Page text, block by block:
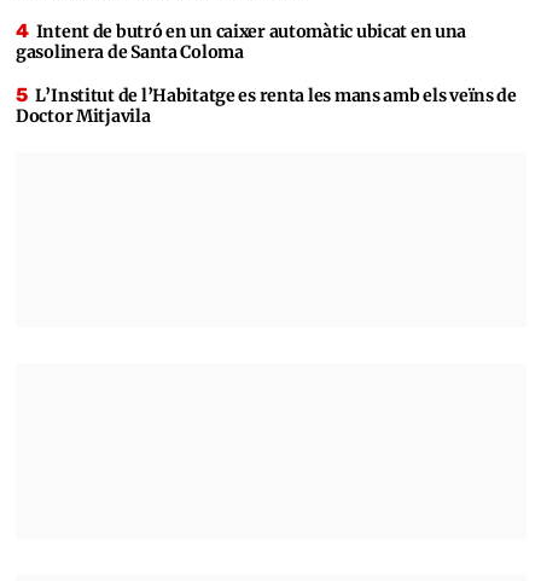
Intent de butró en un caixer automàtic ubicat en una
gasolinera de Santa Coloma
L’Institut de l’Habitatge es renta les mans amb els veïns de
Doctor Mitjavila